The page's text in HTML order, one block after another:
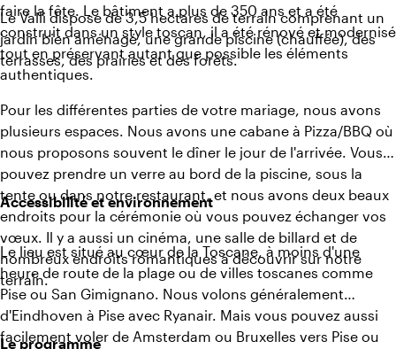
faire la fête. Le bâtiment a plus de 350 ans et a été
construit dans un style toscan, il a été rénové et modernisé
tout en préservant autant que possible les éléments
authentiques.
Le Valli dispose de 3,5 hectares de terrain comprenant un
jardin bien aménagé, une grande piscine (chauffée), des
terrasses, des prairies et des forêts.
Pour les différentes parties de votre mariage, nous avons
plusieurs espaces. Nous avons une cabane à Pizza/BBQ où
nous proposons souvent le dîner le jour de l'arrivée. Vous
pouvez prendre un verre au bord de la piscine, sous la
tente ou dans notre restaurant, et nous avons deux beaux
endroits pour la cérémonie où vous pouvez échanger vos
vœux. Il y a aussi un cinéma, une salle de billard et de
nombreux endroits romantiques à découvrir sur notre
terrain.
Accessibilité et environnement
Le lieu est situé au cœur de la Toscane, à moins d'une
heure de route de la plage ou de villes toscanes comme
Pise ou San Gimignano. Nous volons généralement
d'Eindhoven à Pise avec Ryanair. Mais vous pouvez aussi
facilement voler de Amsterdam ou Bruxelles vers Pise ou
Le programme